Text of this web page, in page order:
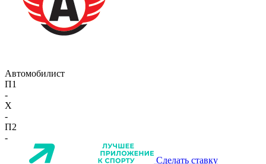
Автомобилист
П1
-
X
-
П2
-
Сделать ставку